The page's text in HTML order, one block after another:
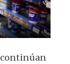
continúan